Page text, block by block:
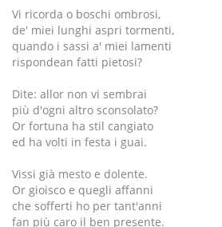
Vi ricorda o boschi ombrosi,
de' miei lunghi aspri tormenti,
quando i sassi a' miei lamenti
rispondean fatti pietosi?
Dite: allor non vi sembrai
più d'ogni altro sconsolato?
Or fortuna ha stil cangiato
ed ha volti in festa i guai.
Vissi già mesto e dolente.
Or gioisco e quegli affanni
che sofferti ho per tant'anni
fan più caro il ben presente.